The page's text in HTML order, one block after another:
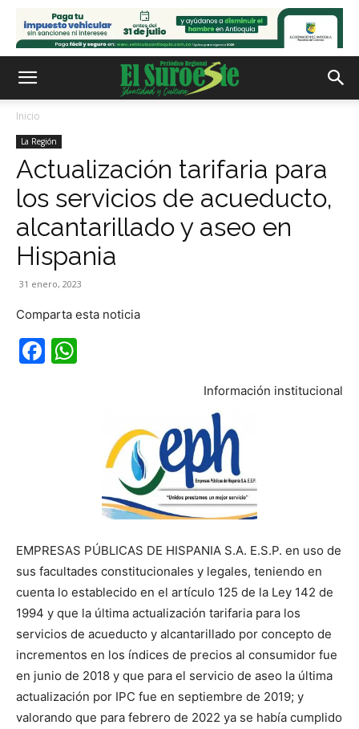
Inicio
La Región
Actualización tarifaria para
los servicios de acueducto,
alcantarillado y aseo en
Hispania
31 enero, 2023
Comparta esta noticia
Facebook
Información institucional
EMPRESAS PÚBLICAS DE HISPANIA S.A. E.S.P. en uso de
sus facultades constitucionales y legales, teniendo en
cuenta lo establecido en el artículo 125 de la Ley 142 de
1994 y que la última actualización tarifaria para los
servicios de acueducto y alcantarillado por concepto de
incrementos en los índices de precios al consumidor fue
en junio de 2018 y que para el servicio de aseo la última
actualización por IPC fue en septiembre de 2019; y
valorando que para febrero de 2022 ya se había cumplido